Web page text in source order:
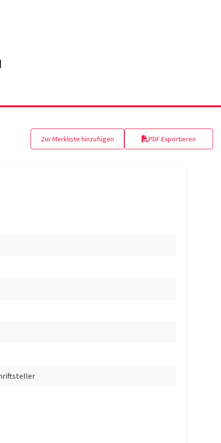
Zur Merkliste hinzufügen PDF Exportieren